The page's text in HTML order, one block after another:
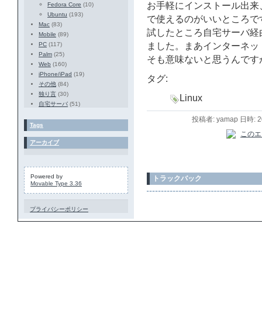
お手軽にインストール出
で使えるのがいいところ
試したところ自宅サーバ
ました。まあインターネ
そも意味ないと思うんです
タグ:
Linux
投稿者: yamap 日時:
トラックバック
Fedora Core (10)
Ubuntu (193)
Mac (83)
Mobile (89)
PC (117)
Palm (25)
Web (160)
iPhone/iPad (19)
その他 (84)
独り言 (30)
自宅サーバ (51)
Tags
アーカイブ
Powered by
Movable Type 3.36
プライバシーポリシー